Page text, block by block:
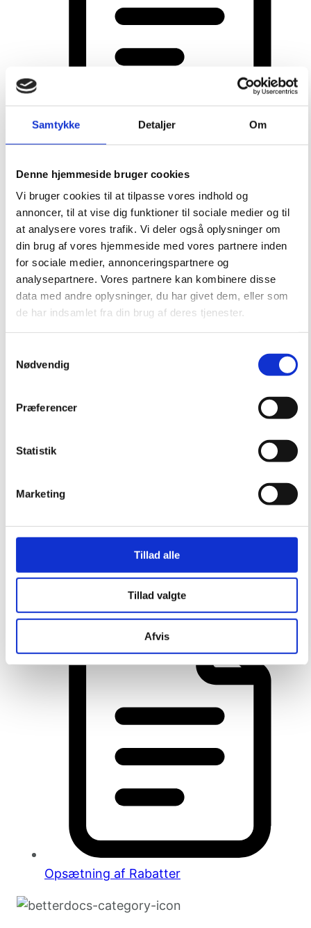
Samtykke Detaljer Om
Denne hjemmeside bruger cookies
Vi bruger cookies til at tilpasse vores indhold og
annoncer, til at vise dig funktioner til sociale medier og til
at analysere vores trafik. Vi deler også oplysninger om
din brug af vores hjemmeside med vores partnere inden
for sociale medier, annonceringspartnere og
analysepartnere. Vores partnere kan kombinere disse
data med andre oplysninger, du har givet dem, eller som
de har indsamlet fra din brug af deres tjenester.
Nødvendig
Præferencer
Statistik
Marketing
Tillad alle
Tillad valgte
Afvis
Sådan ændre du en kundes
Mersalg
2
Opsætning af Gaver
Opsætning af Rabatter